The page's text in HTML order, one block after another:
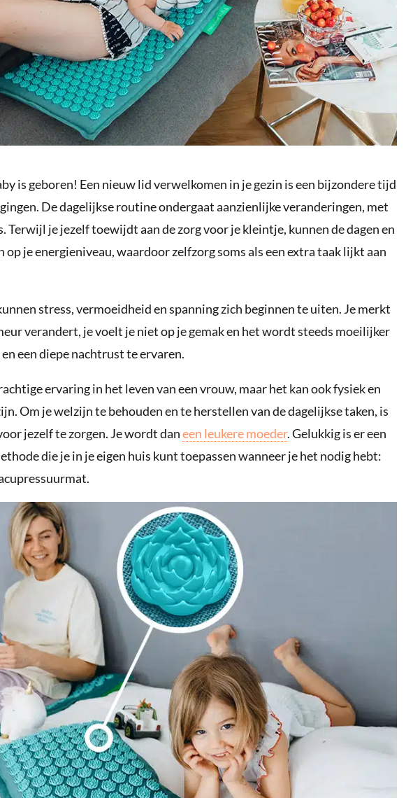
is geboren! Een nieuw lid verwelkomen in je gezin is een bijzondere tijd
De dagelijkse routine ondergaat aanzienlijke veranderingen, met
Terwijl je jezelf toewijdt aan de zorg voor je kleintje, kunnen de dagen en
op je energieniveau, waardoor zelfzorg soms als een extra taak lijkt aan
stress, vermoeidheid en spanning zich beginnen te uiten. Je merkt
verandert, je voelt je niet op je gemak en het wordt steeds moeilijker
een diepe nachtrust te ervaren.
ervaring in het leven van een vrouw, maar het kan ook fysiek en
Om je welzijn te behouden en te herstellen van de dagelijkse taken, is
jezelf te zorgen. Je wordt daneen leukere moeder. Gelukkig is er een
die je in je eigen huis kunt toepassen wanneer je het nodig hebt: